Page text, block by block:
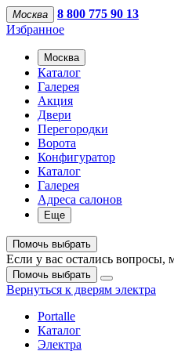
Москва
8 800 775 90 13
Избранное
Москва
Каталог
Галерея
Акция
Двери
Перегородки
Ворота
Конфигуратор
Каталог
Галерея
Адреса салонов
Еще
Помочь выбрать
Если у вас остались вопросы,
Помочь выбрать
Вернуться к дверям электра
Portalle
Каталог
Электра